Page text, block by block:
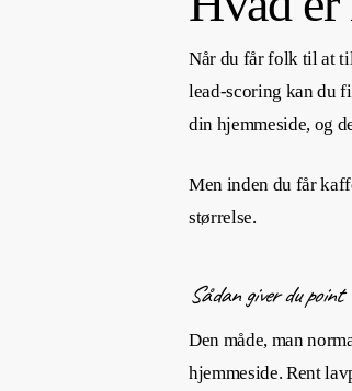
Når du får folk til at
lead-scoring kan du
din hjemmeside, og
Men inden du får
størrelse.
Sådan giver du point
Den måde, man
hjemmeside. Rent